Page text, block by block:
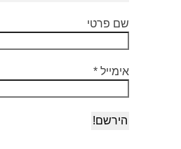
שם פרטי
אימייל *